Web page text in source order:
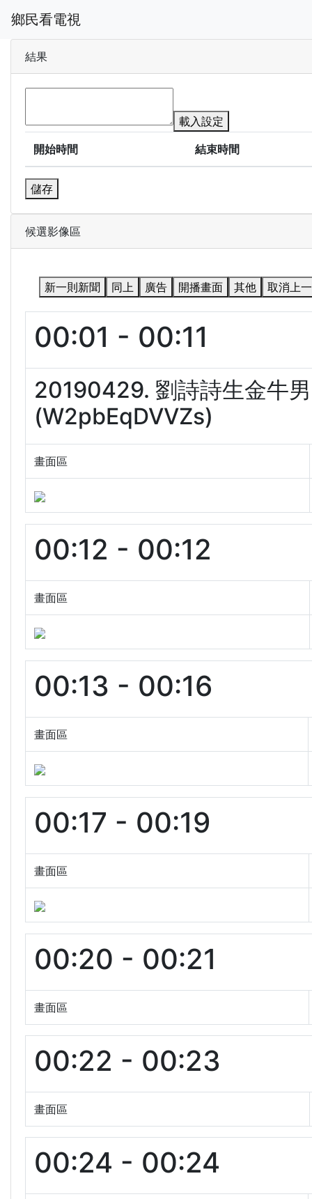
鄉民看電視
結果
載入設定
開始時間
結束時間
儲存
候選影像區
新一則新聞 同上 廣告 開播畫面 其他 取消上
00:01 - 00:11
20190429. 劉詩詩生金牛
(W2pbEqDVVZs)
畫面區
00:12 - 00:12
畫面區
00:13 - 00:16
畫面區
00:17 - 00:19
畫面區
00:20 - 00:21
畫面區
00:22 - 00:23
畫面區
00:24 - 00:24